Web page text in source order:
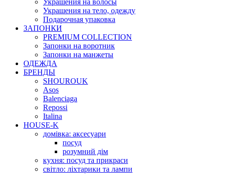
Украшения на волосы
Украшения на тело, одежду
Подарочная упаковка
ЗАПОНКИ
PREMIUM COLLECTION
Запонки на воротник
Запонки на манжеты
ОДЕЖДА
БРЕНДЫ
SHOUROUK
Asos
Balenciaga
Repossi
Italina
HOUSE-K
домівка: аксесуари
посуд
розумний дім
кухня: посуд та прикраси
світло: ліхтарики та лампи